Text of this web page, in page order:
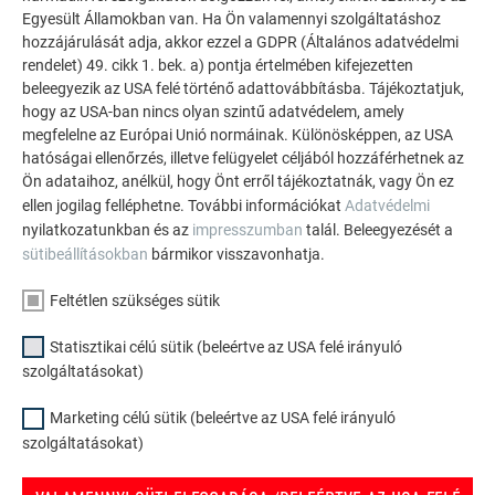
INSPIRÁLÓDJON
TOVÁBBI ÉPÜLETEK
A PREFA referencia galéria bemutatja, milyen
sokoldalúan felhasználható az alumínium. Fedezzen fel
további lenyűgöző projekteket a tartós PREFA
alumínium megoldásokkal tetőkhöz, napelemekhez és
homlokzatokhoz.
TEKINTSE MEG TOVÁBBI REFERENCIÁINKAT
Egyesült Államokban van. Ha Ön valamennyi szolgáltatáshoz
hozzájárulását adja, akkor ezzel a GDPR (Általános adatvédelmi
rendelet) 49. cikk 1. bek. a) pontja értelmében kifejezetten
beleegyezik az USA felé történő adattovábbításba. Tájékoztatjuk,
hogy az USA-ban nincs olyan szintű adatvédelem, amely
megfelelne az Európai Unió normáinak. Különösképpen, az USA
hatóságai ellenőrzés, illetve felügyelet céljából hozzáférhetnek az
Ön adataihoz, anélkül, hogy Önt erről tájékoztatnák, vagy Ön ez
ellen jogilag felléphetne. További információkat Adatvédelmi
nyilatkozatunkban és az impresszumban talál. Beleegyezését a
sütibeállításokban bármikor visszavonhatja.
Feltétlen szükséges sütik
Statisztikai célú sütik (beleértve az USA felé irányuló
szolgáltatásokat)
Marketing célú sütik (beleértve az USA felé irányuló
szolgáltatásokat)